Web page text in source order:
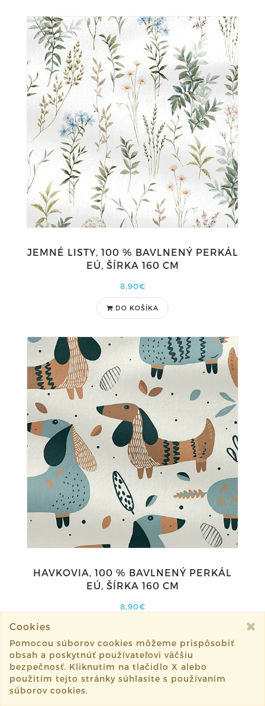
JEMNÉ LISTY, 100 % BAVLNENÝ PERKÁL
EÚ, ŠÍRKA 160 CM
8,90€
DO KOŠÍKA
HAVKOVIA, 100 % BAVLNENÝ PERKÁL
EÚ, ŠÍRKA 160 CM
8,90€
Cookies
Pomocou súborov cookies môžeme prispôsobiť
obsah a poskytnúť používateľovi väčšiu
bezpečnosť. Kliknutím na tlačidlo X alebo
použitím tejto stránky súhlasíte s používaním
súborov cookies.